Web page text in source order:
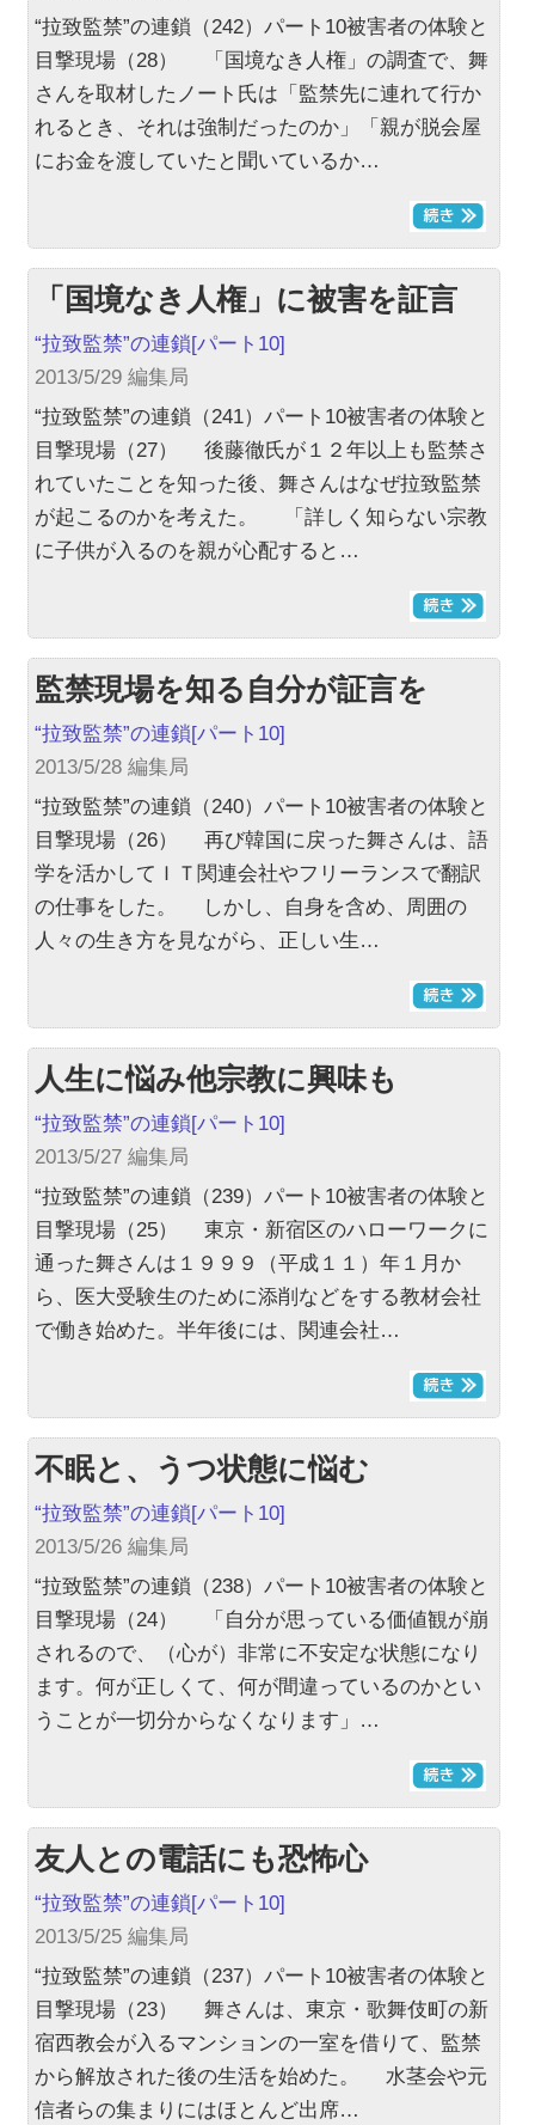
“拉致監禁”の連鎖（242）パート10被害者の体験と
目撃現場（28） 「国境なき人権」の調査で、舞
さんを取材したノート氏は「監禁先に連れて行か
れるとき、それは強制だったのか」「親が脱会屋
にお金を渡していたと聞いているか…
「国境なき人権」に被害を証言
“拉致監禁”の連鎖[パート10]
2013/5/29 編集局
“拉致監禁”の連鎖（241）パート10被害者の体験と
目撃現場（27） 後藤徹氏が１２年以上も監禁さ
れていたことを知った後、舞さんはなぜ拉致監禁
が起こるのかを考えた。 「詳しく知らない宗教
に子供が入るのを親が心配すると…
監禁現場を知る自分が証言を
“拉致監禁”の連鎖[パート10]
2013/5/28 編集局
“拉致監禁”の連鎖（240）パート10被害者の体験と
目撃現場（26） 再び韓国に戻った舞さんは、語
学を活かしてＩＴ関連会社やフリーランスで翻訳
の仕事をした。 しかし、自身を含め、周囲の
人々の生き方を見ながら、正しい生…
人生に悩み他宗教に興味も
“拉致監禁”の連鎖[パート10]
2013/5/27 編集局
“拉致監禁”の連鎖（239）パート10被害者の体験と
目撃現場（25） 東京・新宿区のハローワークに
通った舞さんは１９９９（平成１１）年１月か
ら、医大受験生のために添削などをする教材会社
で働き始めた。半年後には、関連会社…
不眠と、うつ状態に悩む
“拉致監禁”の連鎖[パート10]
2013/5/26 編集局
“拉致監禁”の連鎖（238）パート10被害者の体験と
目撃現場（24） 「自分が思っている価値観が崩
されるので、（心が）非常に不安定な状態になり
ます。何が正しくて、何が間違っているのかとい
うことが一切分からなくなります」…
友人との電話にも恐怖心
“拉致監禁”の連鎖[パート10]
2013/5/25 編集局
“拉致監禁”の連鎖（237）パート10被害者の体験と
目撃現場（23） 舞さんは、東京・歌舞伎町の新
宿西教会が入るマンションの一室を借りて、監禁
から解放された後の生活を始めた。 水茎会や元
信者らの集まりにはほとんど出席…